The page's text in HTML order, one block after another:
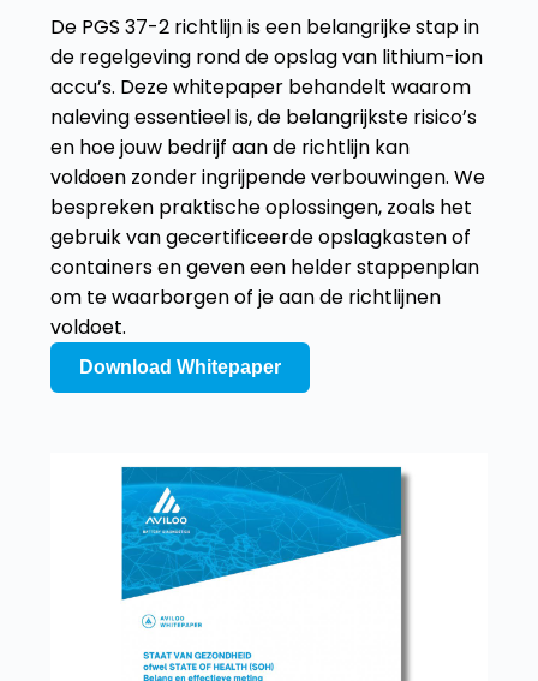
De PGS 37-2 richtlijn is een belangrijke stap in
de regelgeving rond de opslag van lithium-ion
accu’s. Deze whitepaper behandelt waarom
naleving essentieel is, de belangrijkste risico’s
en hoe jouw bedrijf aan de richtlijn kan
voldoen zonder ingrijpende verbouwingen. We
bespreken praktische oplossingen, zoals het
gebruik van gecertificeerde opslagkasten of
containers en geven een helder stappenplan
om te waarborgen of je aan de richtlijnen
voldoet.
Download Whitepaper